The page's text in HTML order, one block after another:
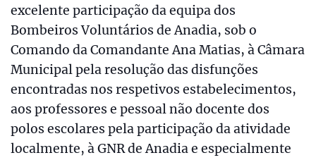
excelente participação da equipa dos
Bombeiros Voluntários de Anadia, sob o
Comando da Comandante Ana Matias, à Câmara
Municipal pela resolução das disfunções
encontradas nos respetivos estabelecimentos,
aos professores e pessoal não docente dos
polos escolares pela participação da atividade
localmente, à GNR de Anadia e especialmente